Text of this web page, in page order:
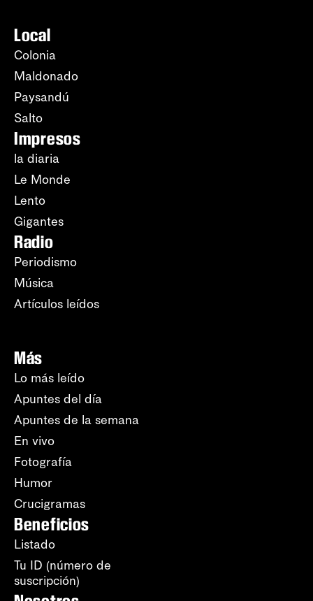
Local
Colonia
Maldonado
Paysandú
Salto
Impresos
la diaria
Le Monde
Lento
Gigantes
Radio
Periodismo
Música
Artículos leídos
Más
Lo más leído
Apuntes del día
Apuntes de la semana
En vivo
Fotografía
Humor
Crucigramas
Beneficios
Listado
Tu ID (número de
suscripción)